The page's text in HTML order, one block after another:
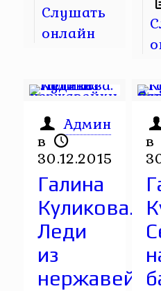
Слушать
онлайн
Админ
в
30.12.2015
Галина
Куликова.
Леди
из
нержавейки
в